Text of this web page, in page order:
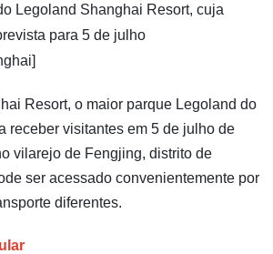
Legoland Shanghai Resort, cuja
para 5 de julho
Resort, o maior parque Legoland do
receber visitantes em 5 de julho de
vilarejo de Fengjing, distrito de
ser acessado convenientemente por
diferentes.